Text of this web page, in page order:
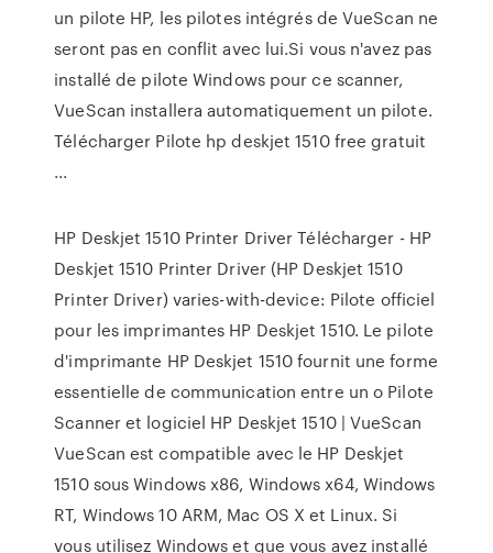
un pilote HP, les pilotes intégrés de VueScan ne
seront pas en conflit avec lui.Si vous n'avez pas
installé de pilote Windows pour ce scanner,
VueScan installera automatiquement un pilote.
Télécharger Pilote hp deskjet 1510 free gratuit
...
HP Deskjet 1510 Printer Driver Télécharger - HP
Deskjet 1510 Printer Driver (HP Deskjet 1510
Printer Driver) varies-with-device: Pilote officiel
pour les imprimantes HP Deskjet 1510. Le pilote
d'imprimante HP Deskjet 1510 fournit une forme
essentielle de communication entre un o Pilote
Scanner et logiciel HP Deskjet 1510 | VueScan
VueScan est compatible avec le HP Deskjet
1510 sous Windows x86, Windows x64, Windows
RT, Windows 10 ARM, Mac OS X et Linux. Si
vous utilisez Windows et que vous avez installé